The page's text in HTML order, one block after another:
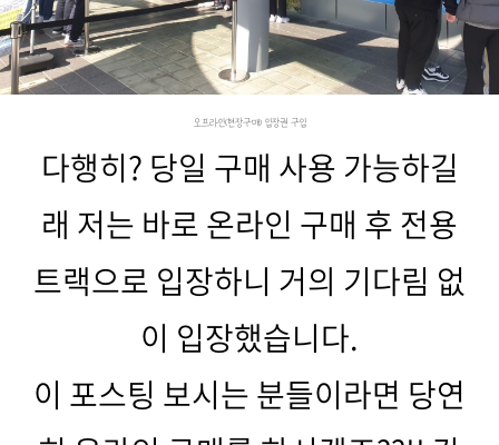
오프라인(현장구매) 입장권 구입
다행히? 당일 구매 사용 가능하길
래 저는 바로 온라인 구매 후 전용
트랙으로 입장하니 거의 기다림 없
이 입장했습니다.
이 포스팅 보시는 분들이라면 당연